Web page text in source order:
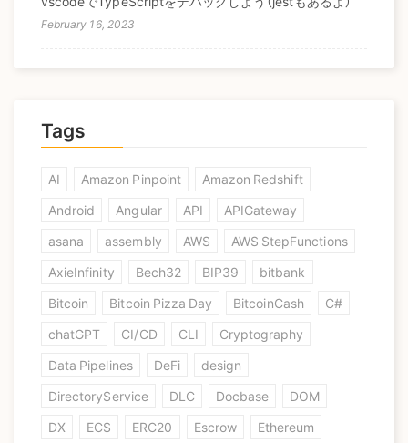
February 16, 2023
Tags
AI Amazon Pinpoint
Amazon Redshift
Android
Angular API
APIGateway
asana
assembly AWS
AWS StepFunctions
AxieInfinity
Bech32 BIP39
bitbank
Bitcoin
Bitcoin Pizza Day BitcoinCash
C#
chatGPT
CI/CD CLI
Cryptography
Data Pipelines
DeFi
design
DirectoryService
DLC Docbase
DOM
DX
ECS ERC20 Escrow
Ethereum